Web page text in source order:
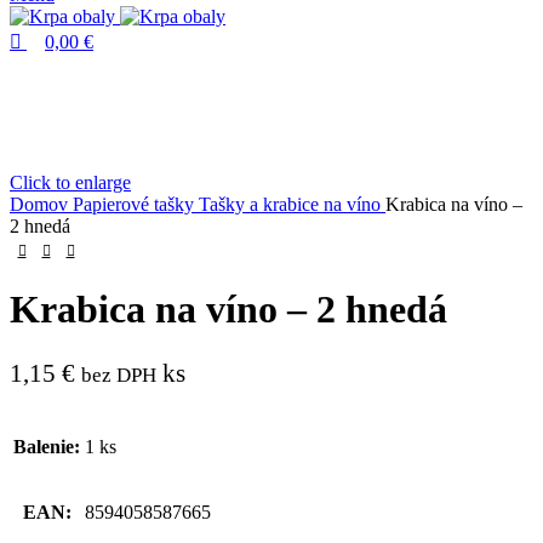
0,00 €
Click to enlarge
Domov Papierové tašky Tašky a krabice na víno Krabica na víno –
2 hnedá
Krabica na víno – 2 hnedá
1,15 € bez DPH ks
Balenie: 1 ks
EAN: 8594058587665